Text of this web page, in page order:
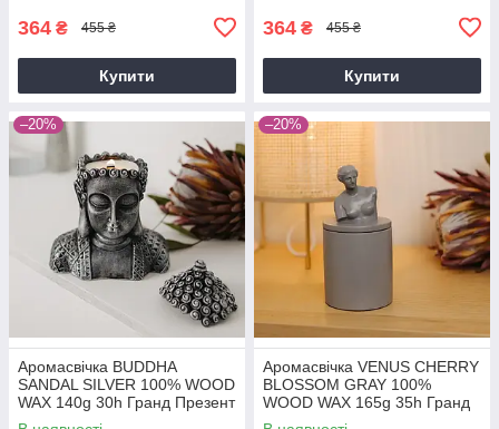
364 ₴ 455 ₴
Купити
364 ₴ 455 ₴
Купити
–20%
Аромасвічка BUDDHA
SANDAL SILVER 100% WOOD
WAX 140g 30h Гранд Презент
NAC 1060
–20%
Аромасвічка VENUS CHERRY
BLOSSOM GRAY 100%
WOOD WAX 165g 35h Гранд
Презент NAC 1017GY